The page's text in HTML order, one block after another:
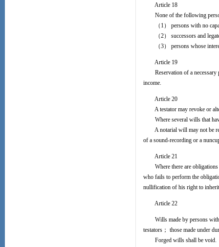
Article 18
None of the following
（1） persons with no
（2） successors and
（3） persons whose
Article 19
Reservation of a necessary
income.
Article 20
A testator may revoke or
Where several wills that
A notarial will may not be
of a sound-recording or a
Article 21
Where there are obligations
who fails to perform the
nullification of his right to
Article 22
Wills made by persons with
testators； those made under
Forged wills shall be void.